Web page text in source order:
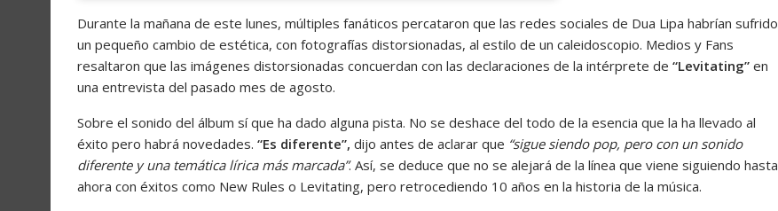
Durante la mañana de este lunes, múltiples fanáticos percataron que las redes sociales de Dua Lipa habrían sufrido
un pequeño cambio de estética, con fotografías distorsionadas, al estilo de un caleidoscopio. Medios y Fans
resaltaron que las imágenes distorsionadas concuerdan con las declaraciones de la intérprete de “Levitating” en
una entrevista del pasado mes de agosto.
Sobre el sonido del álbum sí que ha dado alguna pista. No se deshace del todo de la esencia que la ha llevado al
éxito pero habrá novedades. “Es diferente”, dijo antes de aclarar que “sigue siendo pop, pero con un sonido
diferente y una temática lírica más marcada”. Así, se deduce que no se alejará de la línea que viene siguiendo hasta
ahora con éxitos como New Rules o Levitating, pero retrocediendo 10 años en la historia de la música.